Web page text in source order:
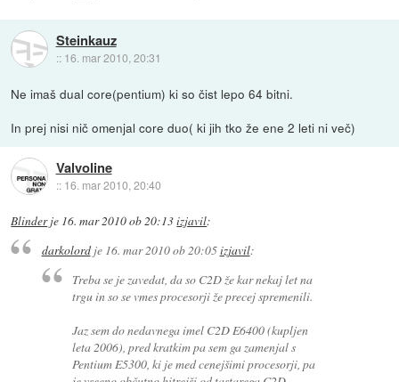
Steinkauz
:: 16. mar 2010, 20:31
Ne imaš dual core(pentium) ki so čist lepo 64 bitni.
In prej nisi nič omenjal core duo( ki jih tko že ene 2 leti ni več)
Valvoline
:: 16. mar 2010, 20:40
Blinderje 16. mar 2010 ob 20:13izjavil:
darkolordje 16. mar 2010 ob 20:05izjavil:
Treba se je zavedat, da so C2D že kar nekaj let na
trgu in so se vmes procesorji že precej spremenili.
Jaz sem do nedavnega imel C2D E6400 (kupljen
leta 2006), pred kratkim pa sem ga zamenjal s
Pentium E5300, ki je med cenejšimi procesorji, pa